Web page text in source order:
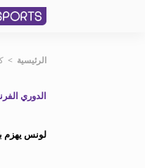
الرئيسية >
الدوري
لونس يهزم